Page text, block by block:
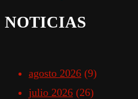
NOTICIAS
agosto 2026 (9)
julio 2026 (26)